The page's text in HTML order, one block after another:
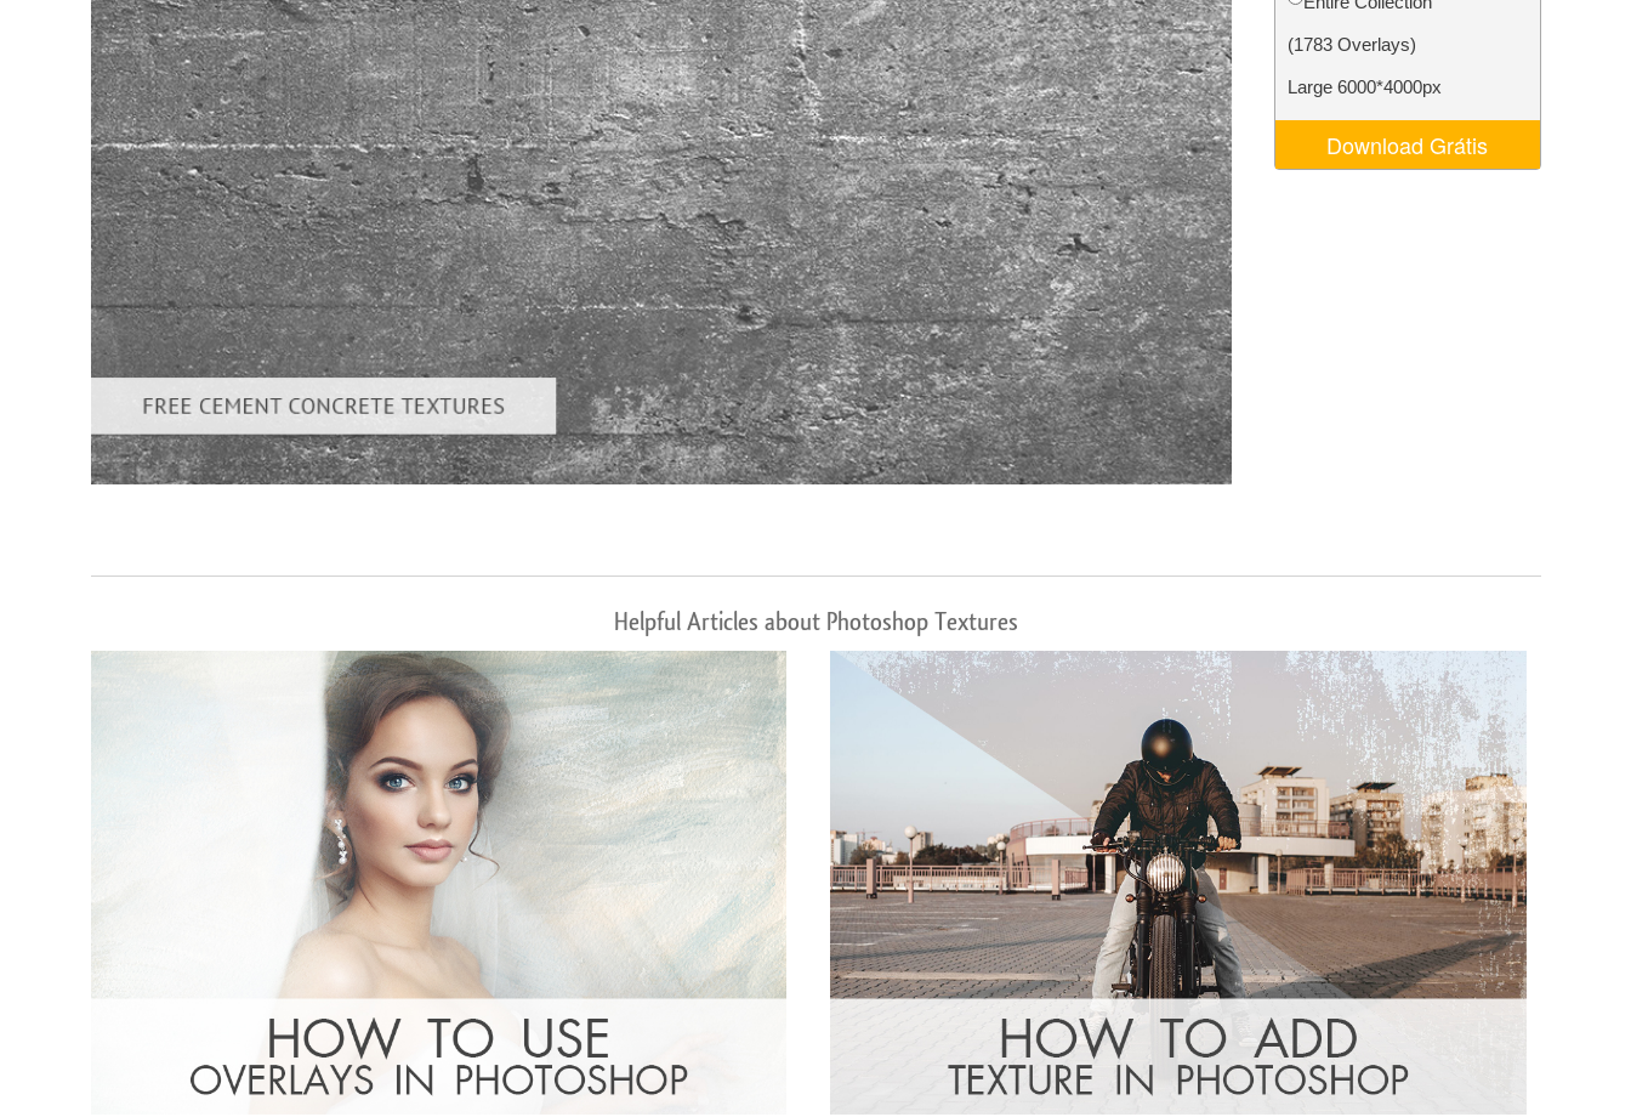
Serviços de retoque de produtos Serviços de retoque de joias Dados de Treinamento de IA Video Editing Services
(1783 Overlays)
Large 6000*4000px
Download Grátis
Helpful Articles about Photoshop Textures